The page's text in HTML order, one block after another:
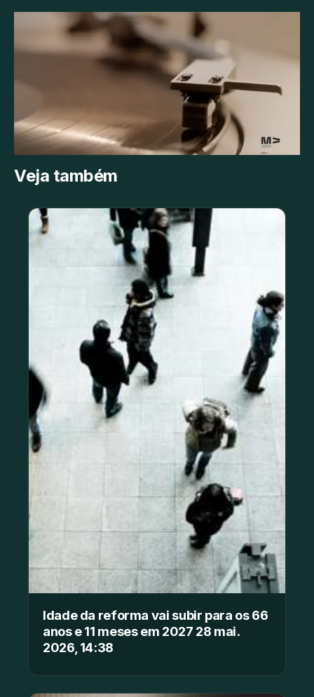
Veja também
Idade da reforma vai subir para os 66
anos e 11 meses em 2027 28 mai.
2026, 14:38